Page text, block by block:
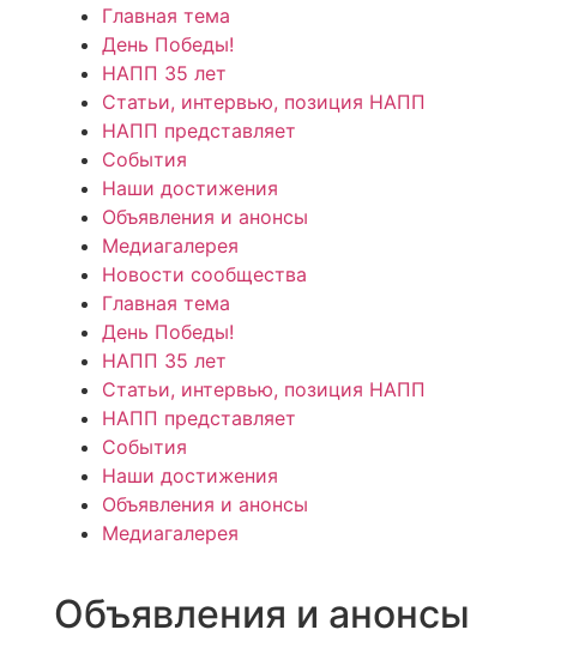
Главная тема
День Победы!
НАПП 35 лет
Статьи, интервью, позиция НАПП
НАПП представляет
События
Наши достижения
Объявления и анонсы
Медиагалерея
Новости сообщества
Главная тема
День Победы!
НАПП 35 лет
Статьи, интервью, позиция НАПП
НАПП представляет
События
Наши достижения
Объявления и анонсы
Медиагалерея
Объявления и анонсы